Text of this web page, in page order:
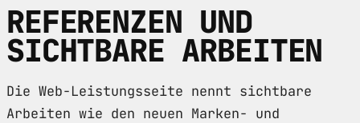
REFERENZEN UND
SICHTBARE ARBEITEN
Die Web-Leistungsseite nennt sichtbare
Arbeiten wie den neuen Marken- und